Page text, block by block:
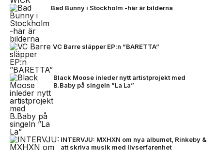
Bad Bunny i Stockholm -här är bilderna
VC Barre släpper EP:n ”BARETTA”
Black Moose inleder nytt artistprojekt med
B.Baby på singeln ”La La”
INTERVJU: MXHXN om nya albumet, Rinkeby &
att skriva musik med livserfarenhet